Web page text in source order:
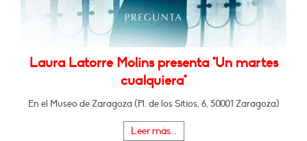
Laura Latorre Molins presenta "Un martes
cualquiera"
En el Museo de Zaragoza (Pl. de los Sitios, 6, 50001 Zaragoza)
Leer más...